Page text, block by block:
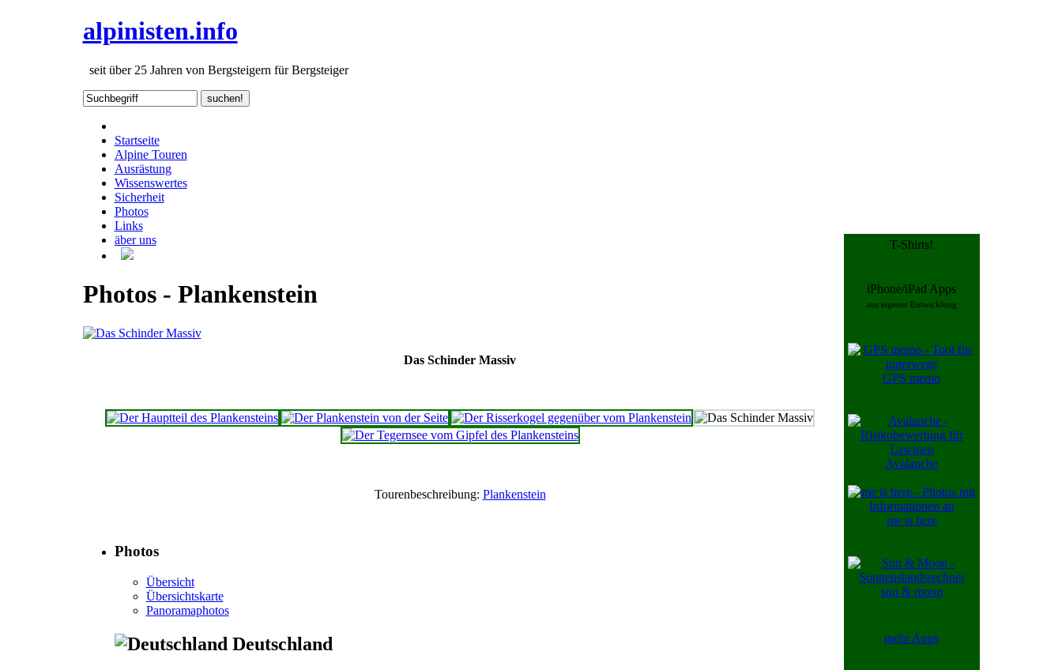
T-Shirts!
iPhone/iPad Apps
aus eigener Entwicklung
GPS memo
Avalanche
me is here
sun & moon
mehr Apps
alpinisten.info
seit über 25 Jahren von Bergsteigern für Bergsteiger
Startseite
Alpine Touren
Ausrästung
Wissenswertes
Sicherheit
Photos
Links
äber uns
Photos - Plankenstein
Das Schinder Massiv
Tourenbeschreibung: Plankenstein
Photos
Übersicht
Übersichtskarte
Panoramaphotos
Deutschland